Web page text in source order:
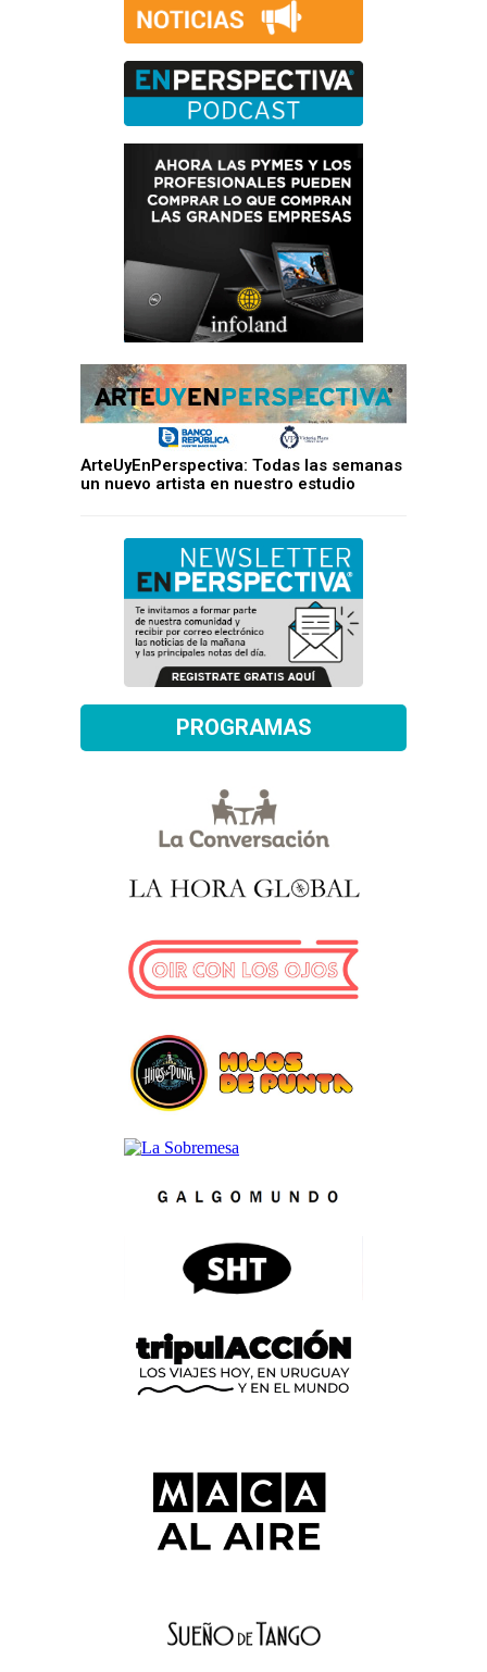
ArteUyEnPerspectiva: Todas las semanas
un nuevo artista en nuestro estudio
PROGRAMAS